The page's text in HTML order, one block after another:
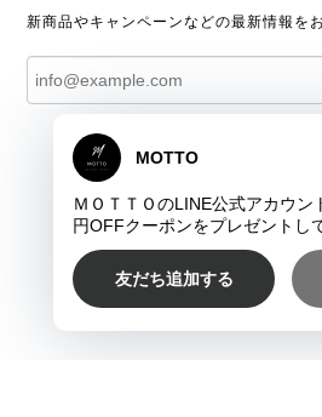
新商品やキャンペーンなどの最新情報を